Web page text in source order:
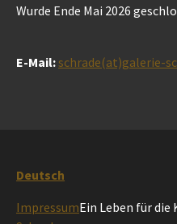
Wurde Ende Mai 2026
E-Mail:schrade(at)galerie-
Deutsch
ImpressumEin Leben für die